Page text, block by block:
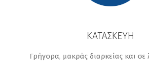
ΚΑΤΑΣΚΕΥΉ
Γρήγορα, μακράς διαρκείας και σε